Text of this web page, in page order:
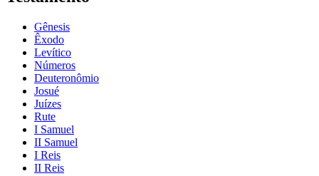
Gênesis
Êxodo
Levítico
Números
Deuteronômio
Josué
Juízes
Rute
I Samuel
II Samuel
I Reis
II Reis